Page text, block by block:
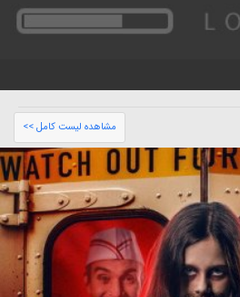
مشاهده لیست کامل >>